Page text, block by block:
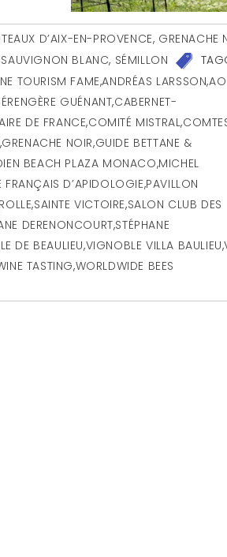
D’AIX-EN-PROVENCE, GRENACHE
SAUVIGNON BLANC, SÉMILLON
TOURISM FAME,ANDRÉAS LARSSON,
GUÉNANT,CABERNET-
DE FRANCE,COMITÉ MISTRAL,
,GRENACHE NOIR,GUIDE BETTANE &
BEACH PLAZA MONACO,MICHEL
FRANÇAIS D’APIDOLOGIE,PAVILLON
ROLLE,SAINTE VICTOIRE,SALON CLUB DES
DERENONCOURT,STÉPHANE
DE BEAULIEU,VIGNOBLE VILLA BAULIEU,
TASTING,WORLDWIDE BEES